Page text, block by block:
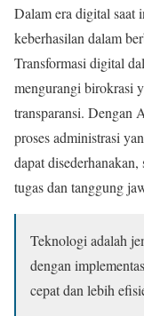
Dalam era digital saat
keberhasilan dalam
Transformasi digital
mengurangi birokrasi
transparansi.
proses administrasi
dapat
tugas dan tanggung
Teknologi adalah
dengan
cepat dan lebih